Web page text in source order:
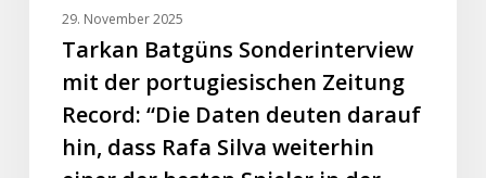
weiterhin
29. November 2025
Tarkan Batgüns Sonderinterview
mit der portugiesischen Zeitung
Record: “Die Daten deuten darauf
hin, dass Rafa Silva weiterhin